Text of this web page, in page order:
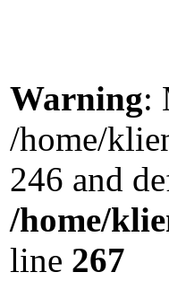
Warning:
/home/
246 and
/home/
line 267